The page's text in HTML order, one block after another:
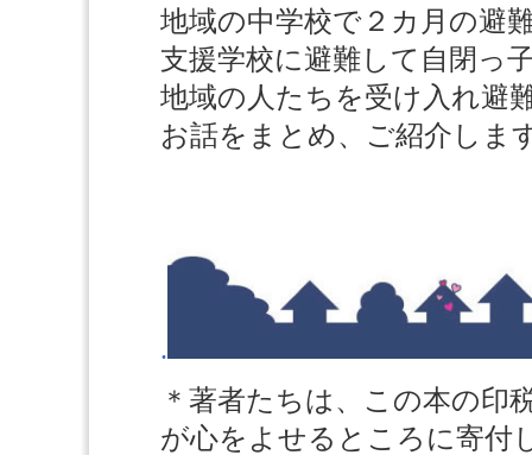
地域の中学校で２カ月の避
支援学校に避難して自閉っ
地域の人たちを受け入れ避
お話をまとめ、ご紹介しま
.
＊著者たちは、この本の印
が心をよせるところに寄付